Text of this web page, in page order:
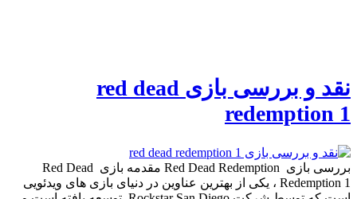
نقد و بررسی بازی red dead
redemption 1
بررسی بازی Red Dead Redemption مقدمه بازی Red Dead
Redemption 1 ، یکی از بهترین عناوین در دنیای بازی‌ های ویدئویی